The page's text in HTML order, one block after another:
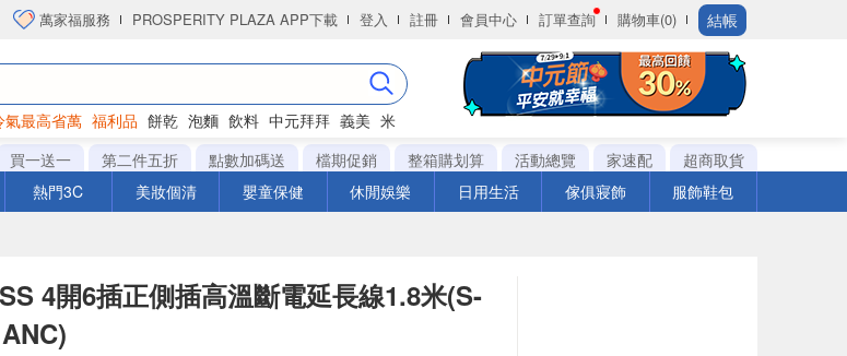
萬家福服務 PROSPERITY PLAZA APP下載 登入 註冊 會員中心 訂單查詢 購物車(0) 結帳
氣最高省萬 福利品 餅乾 泡麵 飲料 中元拜拜 義美 米
買一送一 第二件五折 點數加碼送 檔期促銷 整箱購划算 活動總覽 家速配
超商取貨
熱門3C 美妝個清 嬰童保健 休閒娛樂 日用生活 傢俱寢飾 服飾鞋包
4開6插正側插高溫斷電延長線1.8米(S-